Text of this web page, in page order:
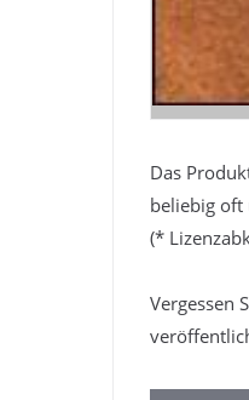
Das
beliebig oft
(*
Vergessen